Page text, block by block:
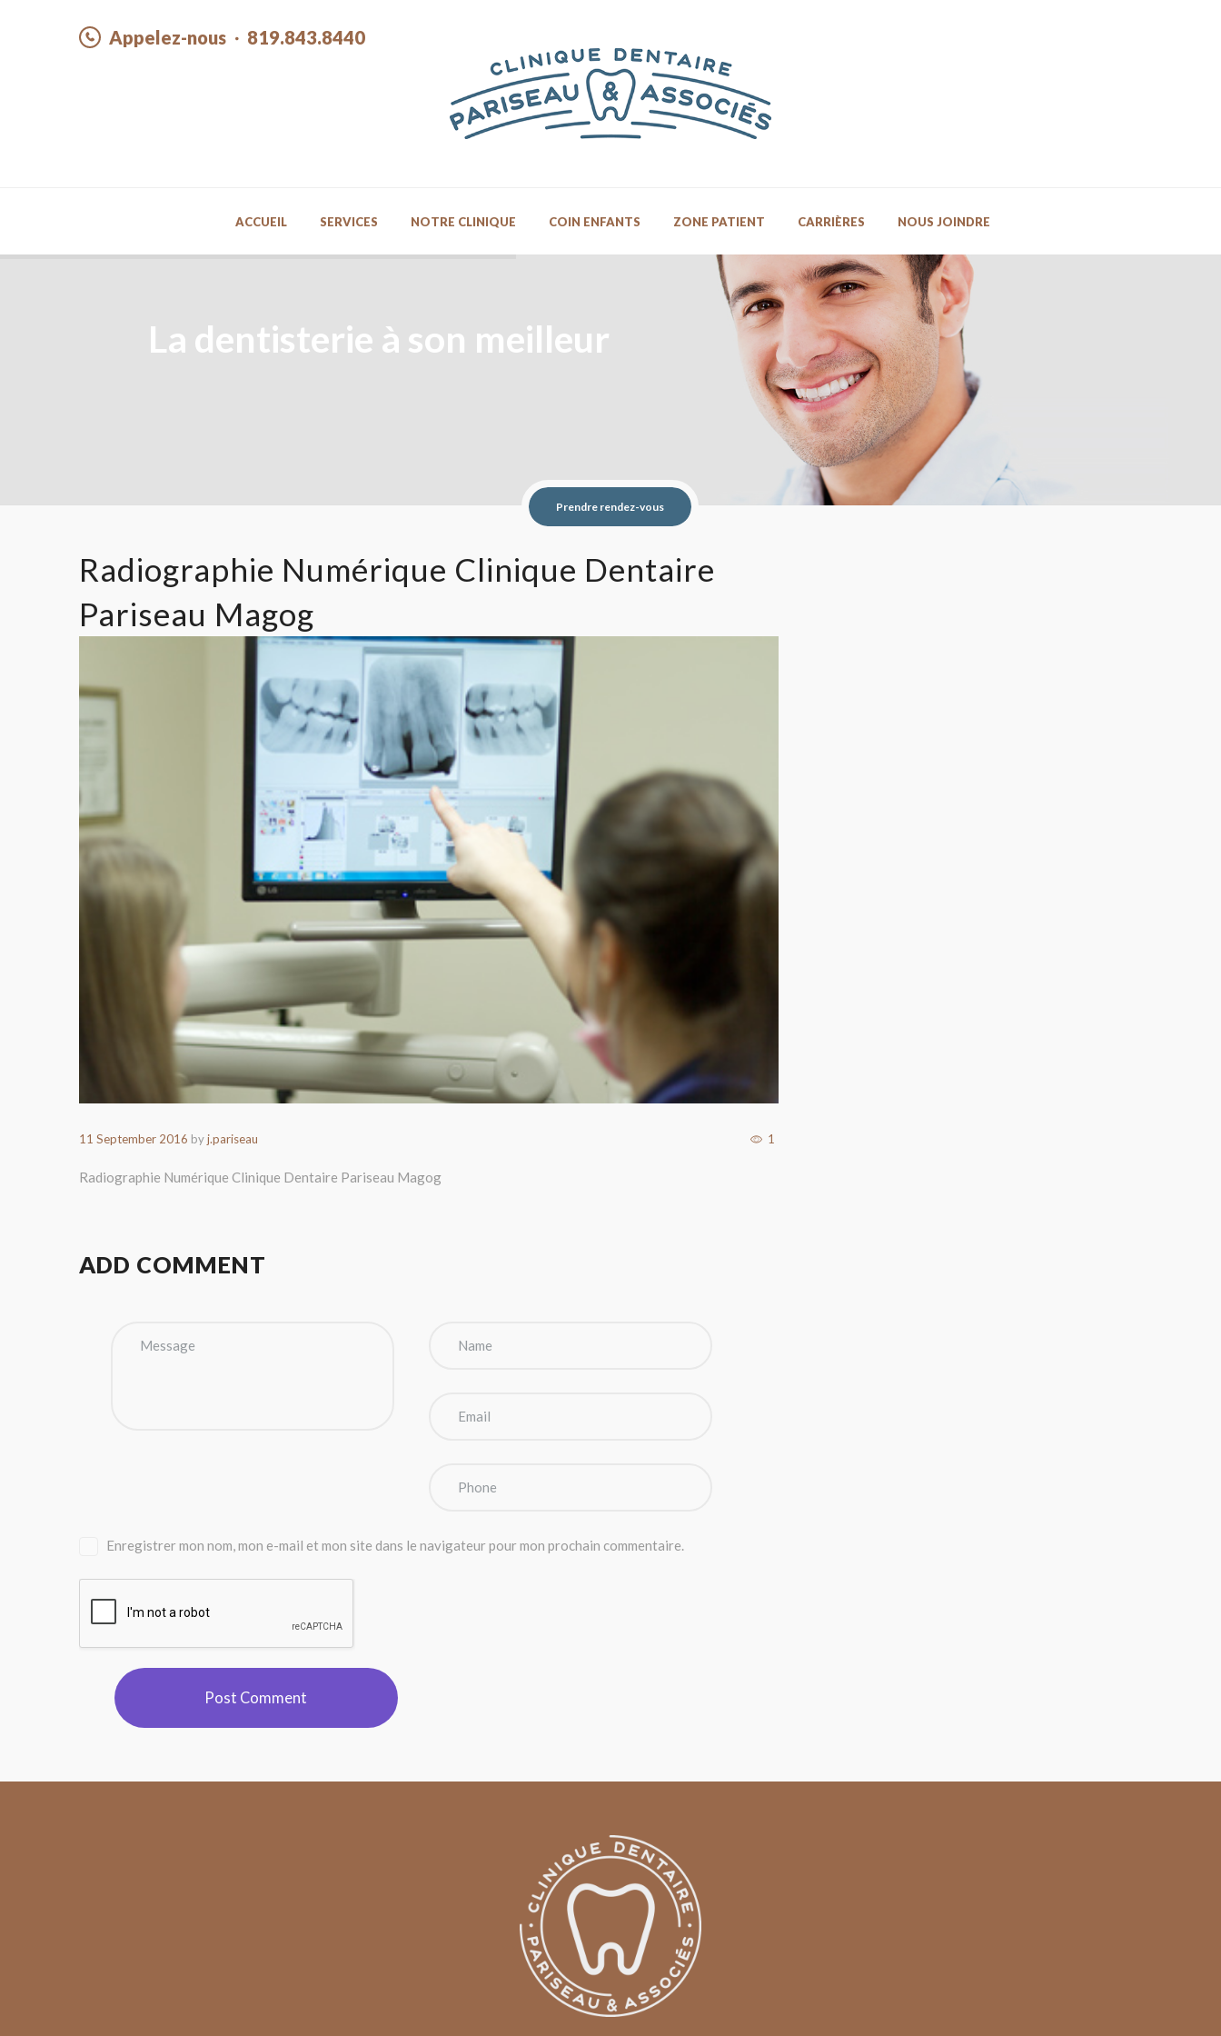
Appelez-nous 819.843.8440
ACCUEIL SERVICES NOTRE CLINIQUE COIN ENFANTS ZONE PATIENT CARRIÈRES NOUS JOINDRE
La dentisterie à son meilleur
Prendre rendez-vous
Radiographie Numérique Clinique Dentaire
Pariseau Magog
11 September 2016 byj.pariseau 1
Radiographie Numérique Clinique Dentaire Pariseau Magog
ADD COMMENT
Enregistrer mon nom, mon e-mail et mon site dans le navigateur pour mon prochain commentaire.